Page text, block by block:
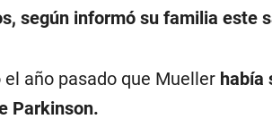
según informó su familia este
año pasado que Muellerhabía
Parkinson.